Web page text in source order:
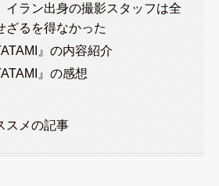
イラン出身の撮影スタッフは全
ざるを得なかった
』の内容紹介
』の感想
スメの記事